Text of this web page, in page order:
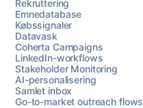
Rekruttering
Emnedatabase
Købssignaler
Datavask
Coherta Campaigns
LinkedIn-workflows
Stakeholder Monitoring
AI-personalisering
Samlet inbox
Go-to-market outreach flows